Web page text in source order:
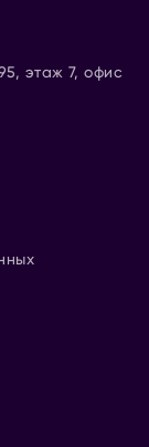
этаж 7, офис